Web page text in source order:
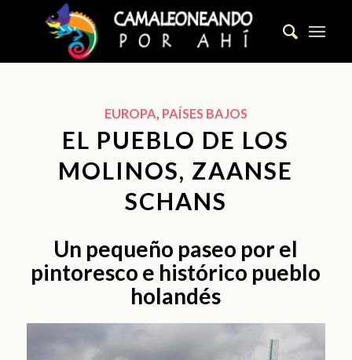
EUROPA, PAÍSES BAJOS
EL PUEBLO DE LOS
MOLINOS, ZAANSE
SCHANS
Un pequeño paseo por el
pintoresco e histórico pueblo
holandés